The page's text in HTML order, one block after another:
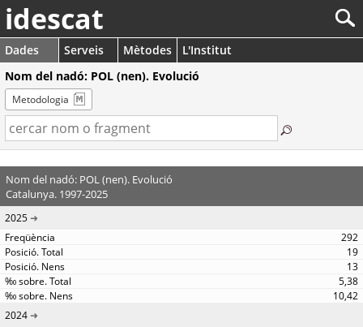
idescat
Dades Serveis Mètodes
L'Institut
Nom del nadó: POL (nen). Evolució
Metodologia
Nom del nadó: POL (nen). Evolució
Catalunya. 1997-2025
2025
292
19
13
5,38
10,42
2024